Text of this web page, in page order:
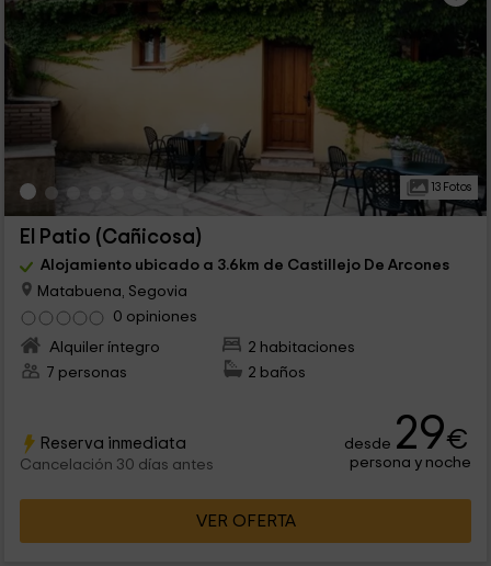
13 Fotos
El Patio (Cañicosa)
Alojamiento ubicado a 3.6km de Castillejo De Arcones
Matabuena, Segovia
0 opiniones
Alquiler íntegro
2 habitaciones
7 personas
2 baños
Reserva inmediata
Cancelación 30 días antes
desde 29€
persona y noche
VER OFERTA